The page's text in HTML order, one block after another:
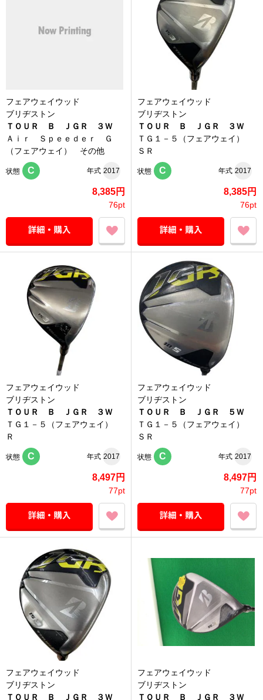
フェアウェイウッド
ブリヂストン
ＴＯＵＲ Ｂ ＪＧＲ ３Ｗ
Ａｉｒ Ｓｐｅｅｄｅｒ Ｇ
（フェアウェイ） その他
状態 C 年式 2017
8,385円
76pt
フェアウェイウッド
ブリヂストン
ＴＯＵＲ Ｂ ＪＧＲ ３Ｗ
ＴＧ１－５（フェアウェイ）
ＳＲ
状態 C 年式 2017
8,385円
76pt
フェアウェイウッド
ブリヂストン
ＴＯＵＲ Ｂ ＪＧＲ ３Ｗ
ＴＧ１－５（フェアウェイ）
Ｒ
状態 C 年式 2017
8,497円
77pt
フェアウェイウッド
ブリヂストン
ＴＯＵＲ Ｂ ＪＧＲ ５Ｗ
ＴＧ１－５（フェアウェイ）
ＳＲ
状態 C 年式 2017
8,497円
77pt
フェアウェイウッド
ブリヂストン
ＴＯＵＲ Ｂ ＪＧＲ ３Ｗ
フェアウェイウッド
ブリヂストン
ＴＯＵＲ Ｂ ＪＧＲ ３Ｗ